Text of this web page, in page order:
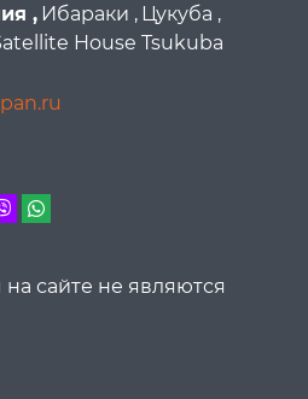
, Ибараки , Цукуба ,
House Tsukuba
сайте не являются